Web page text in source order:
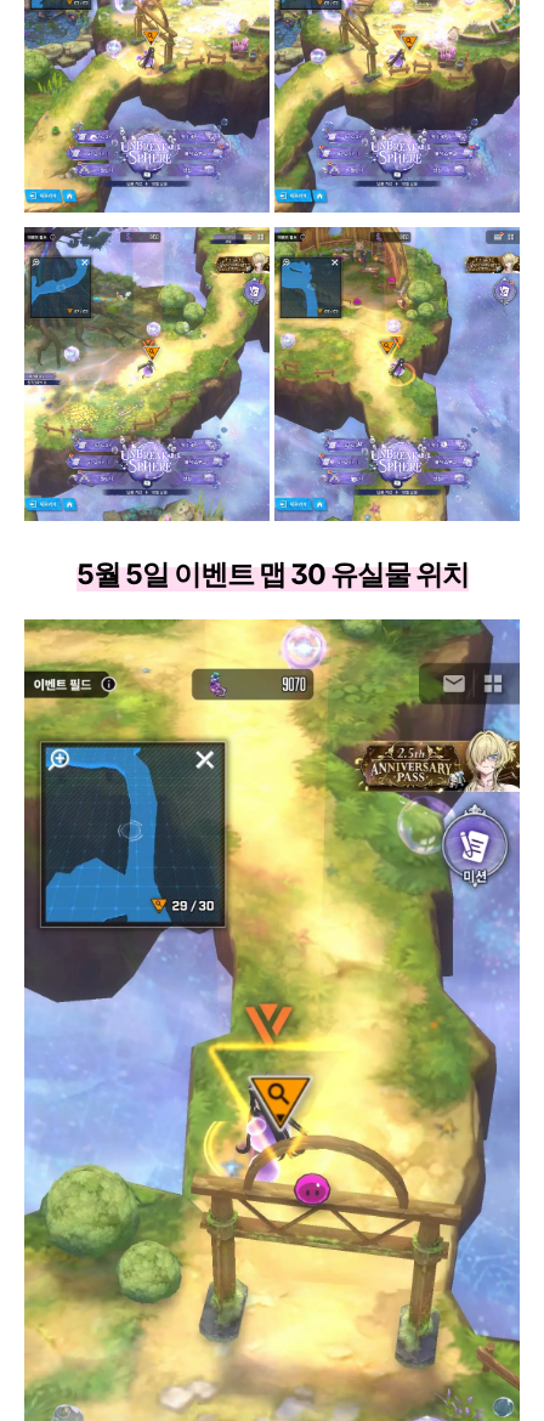
5월 5일 이벤트 맵 30 유실물 위치